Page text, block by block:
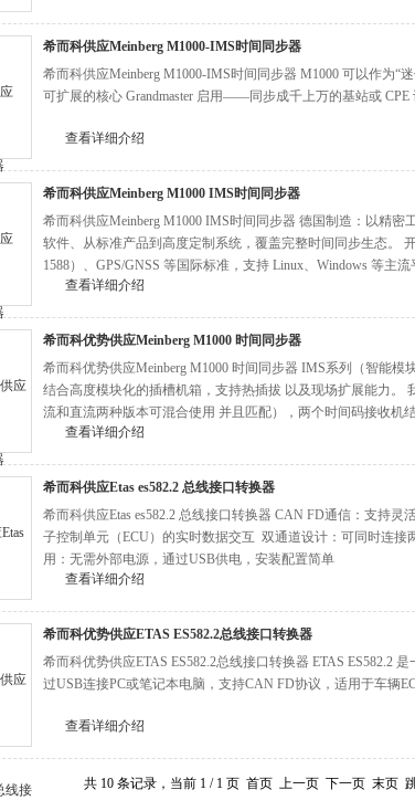
希而科供应Meinberg M1000-IMS时间同步器
希而科供应Meinberg M1000-IMS时间同步器 M1000 可以作为“
可扩展的核心 Grandmaster 启用——同步成千上万的基站或 CPE
查看详细介绍
希而科供应Meinberg M1000 IMS时间同步器
希而科供应Meinberg M1000 IMS时间同步器 德国制造：以精密
软件、从标准产品到高度定制系统，覆盖完整时间同步生态。
1588）、GPS/GNSS 等国际标准，支持 Linux、Windows 等主
石”的重要提供者，其技术保障了现代数字社
查看详细介绍
希而科优势供应Meinberg M1000 时间同步器
希而科优势供应Meinberg M1000 时间同步器 IMS系列（智能
结合高度模块化的插槽机箱，支持热插拔 以及现场扩展能力。
流和直流两种版本可混合使用 并且匹配），两个时间码接收机
查看详细介绍
希而科供应Etas es582.2 总线接口转换器
希而科供应Etas es582.2 总线接口转换器 ‌CAN FD通信‌：支持
子控制单元（ECU）的实时数据交互 ‌ ‌双通道设计‌：可同时连
用‌：无需外部电源，通过USB供电，安装配置简单
查看详细介绍
希而科优势供应ETAS ES582.2总线接口转换器
希而科优势供应ETAS ES582.2总线接口转换器 ETAS ES582.2
过USB连接PC或笔记本电脑，支持CAN FD协议，适用于车辆
查看详细介绍
共 10 条记录，当前 1 / 1 页 首页 上一页 下一页 末页